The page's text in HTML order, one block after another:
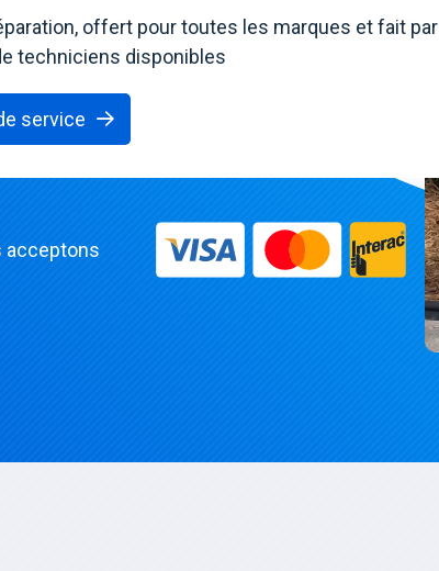
offert pour toutes les marques et fait par
techniciens disponibles
service
acceptons